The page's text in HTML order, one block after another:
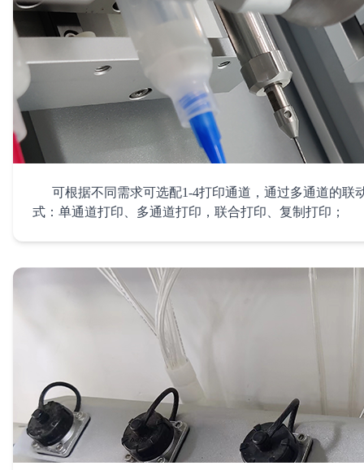
6. 自动化校准
可根据不同需求可选配1-4打印通道，通过多通道的联
式：单通道打印、多通道打印，联合打印、复制打印；